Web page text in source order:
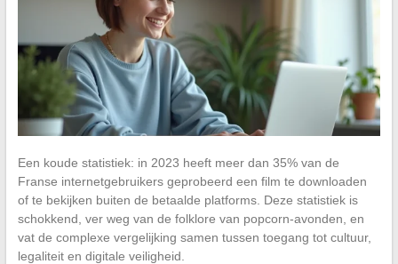
Een koude statistiek: in 2023 heeft meer dan 35% van de
Franse internetgebruikers geprobeerd een film te downloaden
of te bekijken buiten de betaalde platforms. Deze statistiek is
schokkend, ver weg van de folklore van popcorn-avonden, en
vat de complexe vergelijking samen tussen toegang tot cultuur,
legaliteit en digitale veiligheid.